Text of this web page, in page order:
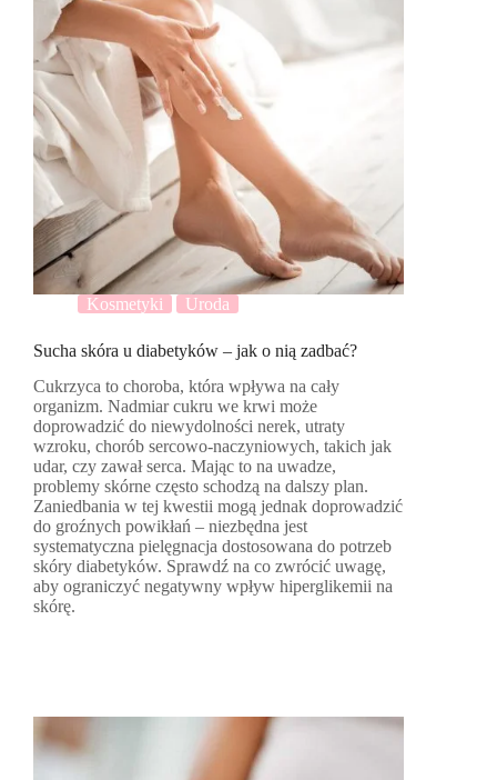
Kosmetyki Uroda
Sucha skóra u diabetyków – jak o nią zadbać?
Cukrzyca to choroba, która wpływa na cały
organizm. Nadmiar cukru we krwi może
doprowadzić do niewydolności nerek, utraty
wzroku, chorób sercowo-naczyniowych, takich jak
udar, czy zawał serca. Mając to na uwadze,
problemy skórne często schodzą na dalszy plan.
Zaniedbania w tej kwestii mogą jednak doprowadzić
do groźnych powikłań – niezbędna jest
systematyczna pielęgnacja dostosowana do potrzeb
skóry diabetyków. Sprawdź na co zwrócić uwagę,
aby ograniczyć negatywny wpływ hiperglikemii na
skórę.